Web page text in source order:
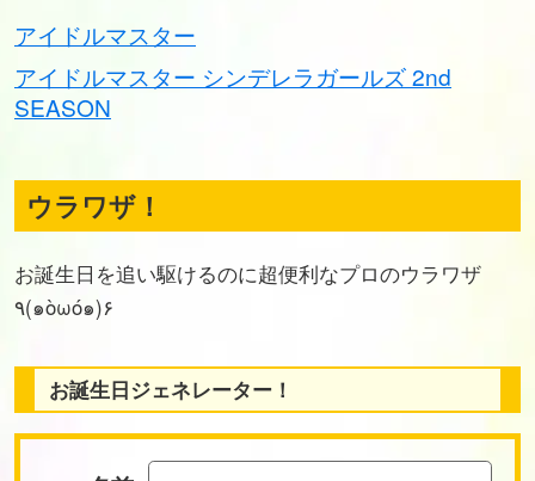
アイドルマスター
アイドルマスター シンデレラガールズ 2nd
SEASON
ウラワザ！
お誕生日を追い駆けるのに超便利なプロのウラワザ
٩(๑òωó๑)۶
お誕生日ジェネレーター！